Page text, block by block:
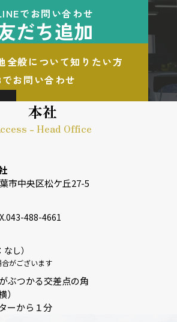
でお問い合わせ
だち追加
全般について知りたい方
でお問い合わせ
本社
- Head Office
市中央区松ケ丘27-5
488-4661
し）
がございます
ぶつかる交差点の角
）
ーから１分